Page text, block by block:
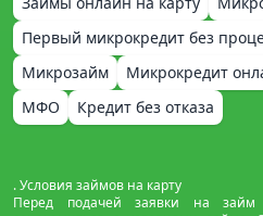
Первый микрокредит без
Микрозайм
Микрокредит
МФО
Кредит без отказа
. Условия займов на карту
Перед подачей заявки на